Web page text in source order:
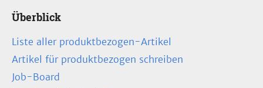
Überblick
Liste aller produktbezogen-Artikel
Artikel für produktbezogen schreiben
Job-Board